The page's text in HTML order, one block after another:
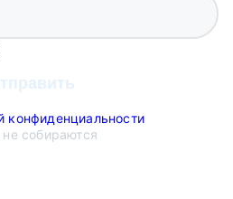
конфиденциальности
собираются